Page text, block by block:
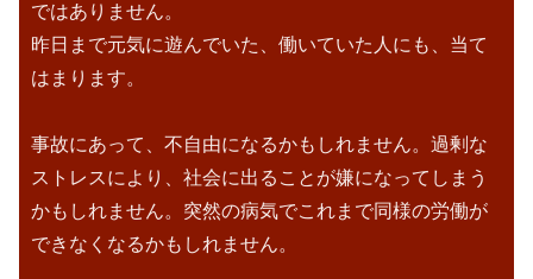
ではありません。
昨日まで元気に遊んでいた、働いていた人にも、当て
はまります。
事故にあって、不自由になるかもしれません。過剰な
ストレスにより、社会に出ることが嫌になってしまう
かもしれません。突然の病気でこれまで同様の労働が
できなくなるかもしれません。